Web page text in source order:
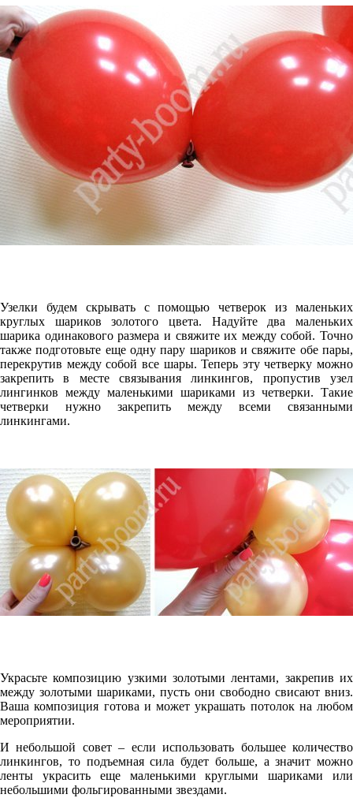
Узелки будем скрывать с помощью четверок из маленьких
круглых шариков золотого цвета. Надуйте два маленьких
шарика одинакового размера и свяжите их между собой. Точно
также подготовьте еще одну пару шариков и свяжите обе пары,
перекрутив между собой все шары. Теперь эту четверку можно
закрепить в месте связывания линкингов, пропустив узел
лингинков между маленькими шариками из четверки. Такие
четверки нужно закрепить между всеми связанными
линкингами.
Украсьте композицию узкими золотыми лентами, закрепив их
между золотыми шариками, пусть они свободно свисают вниз.
Ваша композиция готова и может украшать потолок на любом
мероприятии.
И небольшой совет – если использовать большее количество
линкингов, то подъемная сила будет больше, а значит можно
ленты украсить еще маленькими круглыми шариками или
небольшими фольгированными звездами.